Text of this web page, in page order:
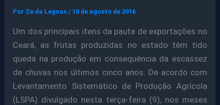
Por Ze da Legnas/ 10 de agosto de 2016
Um dos principais itens da pauta de exportações no
Ceará, as frutas produzidas no estado têm tido
queda na produção em consequência da escassez
de chuvas nos últimos cinco anos. De acordo com
Levantamento Sistemático de Produção Agrícola
(LSPA) divulgado nesta terça-feira (9), nos meses